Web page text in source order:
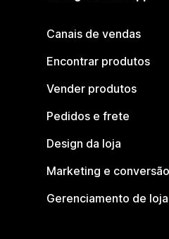
Canais de vendas
Encontrar produtos
Vender produtos
Pedidos e frete
Design da loja
Marketing e conversão
Gerenciamento de loja